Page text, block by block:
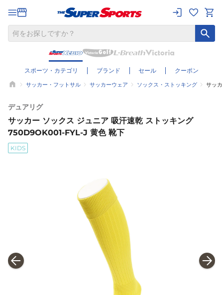
スポーツ・カテゴリ ブランド セール クーポン
サッカー・フットサル サッカーウェア ソックス・ストッキング サッ
デュアリグ
サッカー ソックス ジュニア 吸汗速乾 ストッキング
750D9OK001-FYL-J 黄色 靴下
KIDS